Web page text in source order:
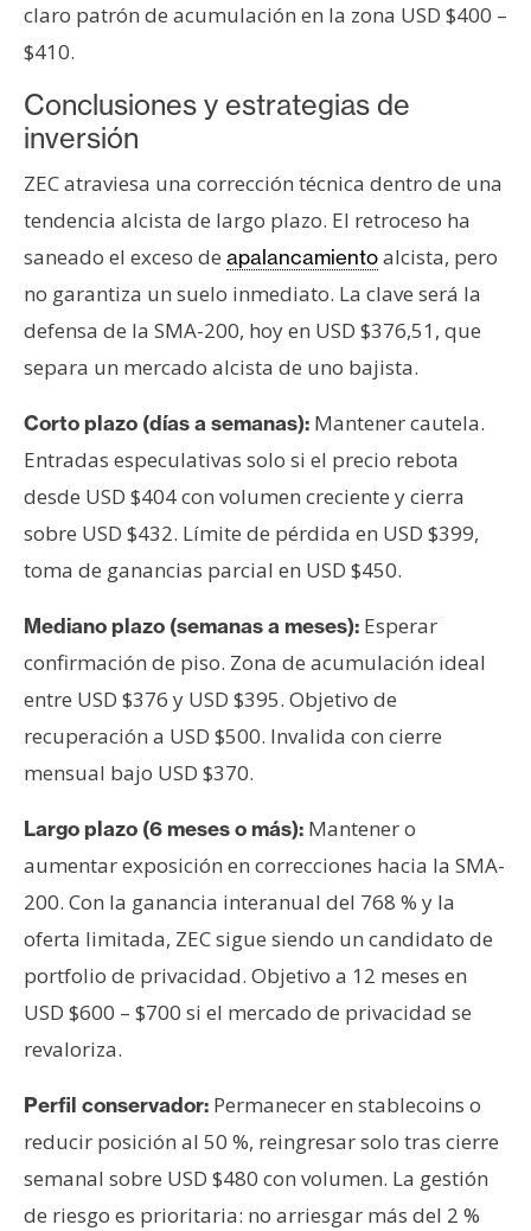
claro patrón de acumulación en la zona USD $400 –
$410.
Conclusiones y estrategias de
inversión
ZEC atraviesa una corrección técnica dentro de una
tendencia alcista de largo plazo. El retroceso ha
saneado el exceso de apalancamientoalcista, pero
no garantiza un suelo inmediato. La clave será la
defensa de la SMA-200, hoy en USD $376,51, que
separa un mercado alcista de uno bajista.
Corto plazo (días a semanas): Mantener cautela.
Entradas especulativas solo si el precio rebota
desde USD $404 con volumen creciente y cierra
sobre USD $432. Límite de pérdida en USD $399,
toma de ganancias parcial en USD $450.
Mediano plazo (semanas a meses): Esperar
confirmación de piso. Zona de acumulación ideal
entre USD $376 y USD $395. Objetivo de
recuperación a USD $500. Invalida con cierre
mensual bajo USD $370.
Largo plazo (6 meses o más): Mantener o
aumentar exposición en correcciones hacia la SMA-
200. Con la ganancia interanual del 768 % y la
oferta limitada, ZEC sigue siendo un candidato de
portfolio de privacidad. Objetivo a 12 meses en
USD $600 – $700 si el mercado de privacidad se
revaloriza.
Perfil conservador: Permanecer en stablecoins o
reducir posición al 50 %, reingresar solo tras cierre
semanal sobre USD $480 con volumen. La gestión
de riesgo es prioritaria: no arriesgar más del 2 %